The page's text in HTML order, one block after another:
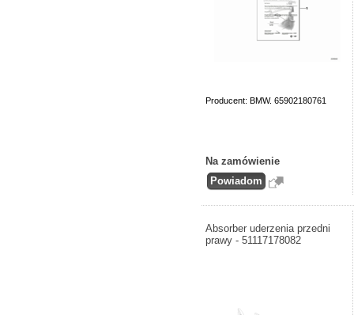
Producent: BMW. 65902180761
Na zamówienie
Absorber uderzenia przedni
prawy - 51117178082